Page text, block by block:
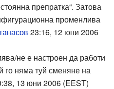
препратка“. Затова
променлива
23:16, 12 юни 2006
не е настроен да работи
го няма туй сменяне на
13 юни 2006 (EEST)